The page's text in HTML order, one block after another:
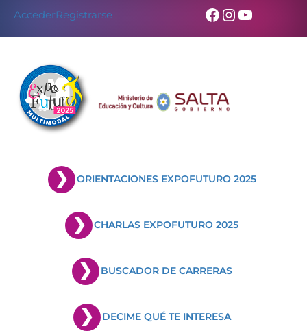
AccederRegistrarse Facebook
Instagram
YouTube
ORIENTACIONES EXPOFUTURO 2025
CHARLAS EXPOFUTURO 2025
BUSCADOR DE CARRERAS
DECIME QUÉ TE INTERESA